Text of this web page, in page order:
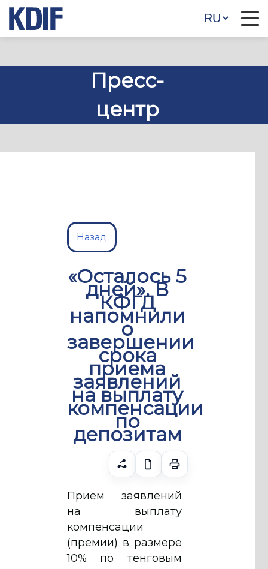
Пресс-
центр
Назад
«Осталось 5
дней». В
КФГД
напомнили
о
завершении
срока
приема
заявлений
на выплату
компенсации
по
депозитам
Прием заявлений
на выплату
компенсации
(премии) в размере
10% по тенговым